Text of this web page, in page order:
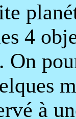
4
On
à